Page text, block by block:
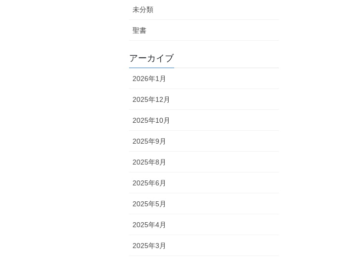
未分類
聖書
アーカイブ
2026年1月
2025年12月
2025年10月
2025年9月
2025年8月
2025年6月
2025年5月
2025年4月
2025年3月